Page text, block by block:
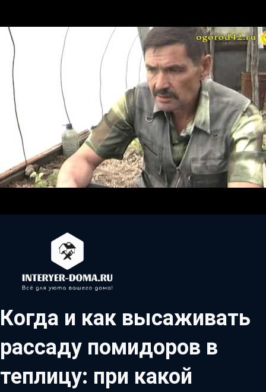
Когда и как высаживать
рассаду помидоров в
теплицу: при какой